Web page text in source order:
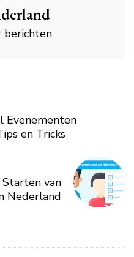
berichten
Evenementen
en Tricks
van
Nederland